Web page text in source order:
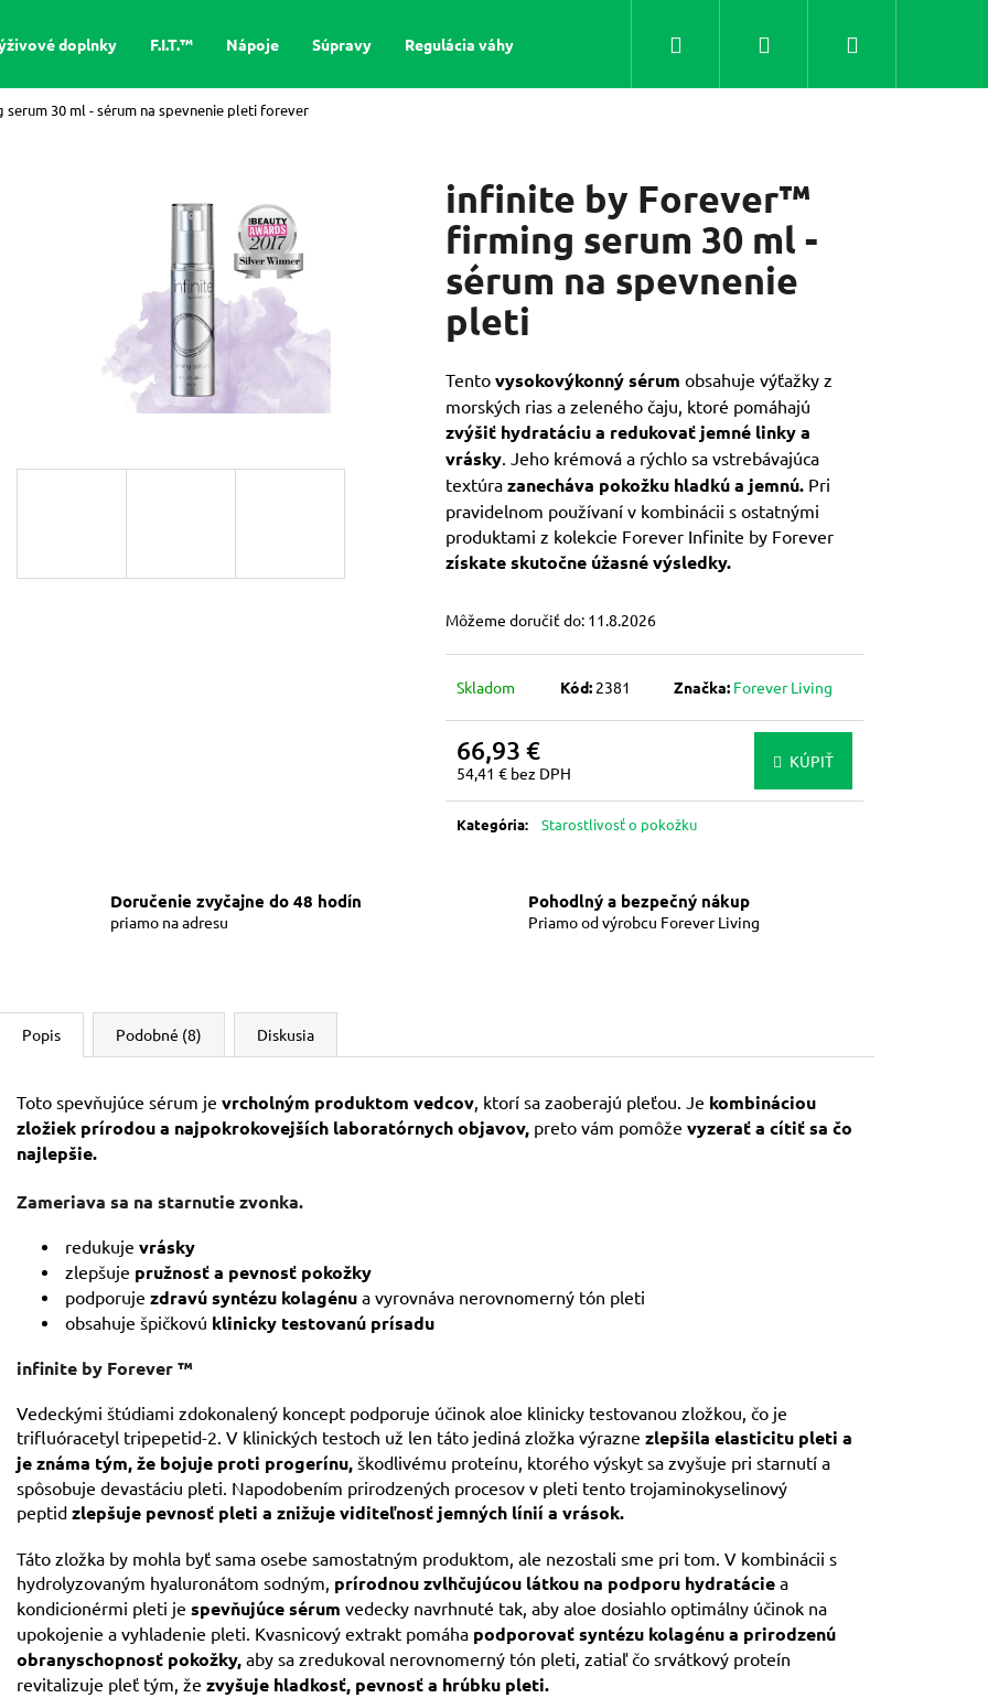
doplnky F.I.T.™ Nápoje Súpravy Regulácia váhy Prihlásenie
30 ml - sérum na spevnenie pleti forever
infinite by Forever™
firming serum 30 ml -
sérum na spevnenie
pleti
Tento vysokovýkonný sérum obsahuje výťažky z
morských rias a zeleného čaju, ktoré pomáhajú
zvýšiť hydratáciu a redukovať jemné linky a
vrásky . Jeho krémová a rýchlo sa vstrebávajúca
textúra zanecháva pokožku hladkú a jemnú. Pri
pravidelnom používaní v kombinácii s ostatnými
produktami z kolekcie Forever Infinite by Forever
získate skutočne úžasné výsledky.
Môžeme doručiť do: 11.8.2026
Skladom Kód: 2381 Značka: Forever Living
66,93 €
54,41 € bez DPH
KÚPIŤ
Kategória: Starostlivosť o pokožku
Doručenie zvyčajne do 48 hodín
priamo na adresu
Pohodlný a bezpečný nákup
Priamo od výrobcu Forever Living
Popis Podobné (8) Diskusia
Toto spevňujúce sérum je vrcholným produktom vedcov , ktorí sa zaoberajú pleťou. Je kombináciou
zložiek prírodou a najpokrokovejších laboratórnych objavov, preto vám pomôže vyzerať a cítiť sa čo
najlepšie.
Zameriava sa na starnutie zvonka.
redukuje vrásky
zlepšuje pružnosť a pevnosť pokožky
podporuje zdravú syntézu kolagénu a vyrovnáva nerovnomerný tón pleti
obsahuje špičkovú klinicky testovanú prísadu
infinite by Forever ™
Vedeckými štúdiami zdokonalený koncept podporuje účinok aloe klinicky testovanou zložkou, čo je
trifluóracetyl tripepetid-2. V klinických testoch už len táto jediná zložka výrazne zlepšila elasticitu pleti a
je známa tým, že bojuje proti progerínu, škodlivému proteínu, ktorého výskyt sa zvyšuje pri starnutí a
spôsobuje devastáciu pleti. Napodobením prirodzených procesov v pleti tento trojaminokyselinový
peptid zlepšuje pevnosť pleti a znižuje viditeľnosť jemných línií a vrások.
Táto zložka by mohla byť sama osebe samostatným produktom, ale nezostali sme pri tom. V kombinácii s
hydrolyzovaným hyaluronátom sodným, prírodnou zvlhčujúcou látkou na podporu hydratácie a
kondicionérmi pleti je spevňujúce sérum vedecky navrhnuté tak, aby aloe dosiahlo optimálny účinok na
upokojenie a vyhladenie pleti. Kvasnicový extrakt pomáha podporovať syntézu kolagénu a prirodzenú
obranyschopnosť pokožky, aby sa zredukoval nerovnomerný tón pleti, zatiaľ čo srvátkový proteín
revitalizuje pleť tým, že zvyšuje hladkosť, pevnosť a hrúbku pleti.
Čo potrebujete nájsť?
Odporúčame
Nasledujúce
FOREVER ABSORBENT-D™ – ŽUVACÍ FOREVER ALOE VERA GÉL (1 LITER) -
ČISTÝ GÉL S ALOE VERA